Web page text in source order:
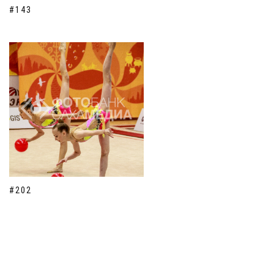
#143
#202